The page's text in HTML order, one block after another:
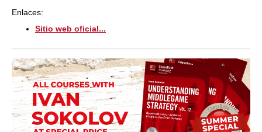
Enlaces:
Sitio web oficial...